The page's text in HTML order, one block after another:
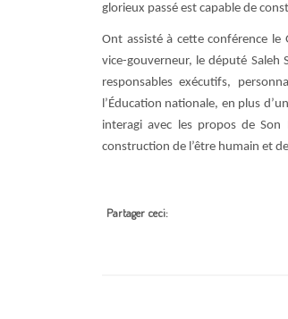
glorieux passé est capable de
Ont assisté à cette conférence le
vice-gouverneur, le député
responsables exécutifs,
l’Éducation nationale, en plus
interagi avec les propos de
construction de l’être humain et
Partager ceci: